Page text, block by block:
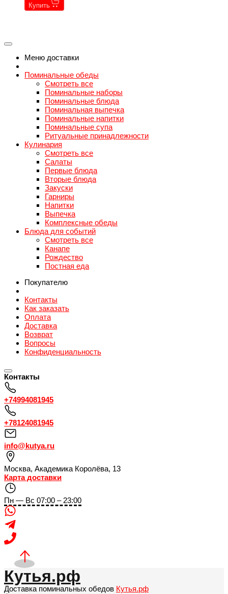
Купить
Меню доставки
Поминальные обеды
Смотреть все
Поминальные наборы
Поминальные блюда
Поминальная выпечка
Поминальные напитки
Поминальные супа
Ритуальные принадлежности
Кулинария
Смотреть все
Салаты
Первые блюда
Вторые блюда
Закуски
Гарниры
Напитки
Выпечка
Комплексные обеды
Блюда для событий
Смотреть все
Канапе
Рождество
Постная еда
Покупателю
Контакты
Как заказать
Оплата
Доставка
Возврат
Вопросы
Конфиденциальность
Контакты
+74994081945
+78124081945
info@kutya.ru
Москва, Академика Королёва, 13
Карта доставки
Пн — Вс 07:00 – 23:00
Кутья.рф
Доставка поминальных обедов Кутья.рф